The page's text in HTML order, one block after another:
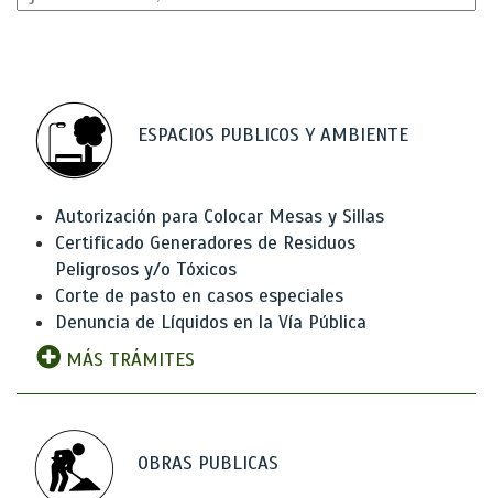
ESPACIOS PUBLICOS Y AMBIENTE
Autorización para Colocar Mesas y Sillas
Certificado Generadores de Residuos
Peligrosos y/o Tóxicos
Corte de pasto en casos especiales
Denuncia de Líquidos en la Vía Pública
MÁS TRÁMITES
OBRAS PUBLICAS